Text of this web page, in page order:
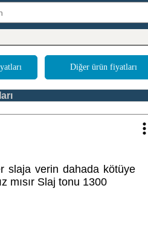
Diğer ürün fiyatları
slaja verin dahada kötüye
mısır Slaj tonu 1300